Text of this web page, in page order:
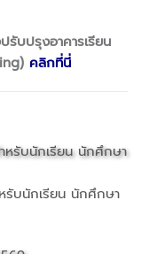
รับปรุงอาคารเรียน
คลิกที่นี่
รับนักเรียน นักศึกษา